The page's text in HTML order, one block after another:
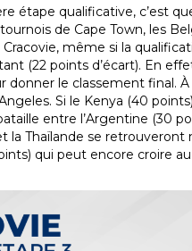
étape qualificative, c’est
de Cape Town, les
même si la
(22 points d’écart). En
le classement final. À
Si le Kenya (40
entre l’Argentine (30
la Thaïlande se
qui peut encore croire